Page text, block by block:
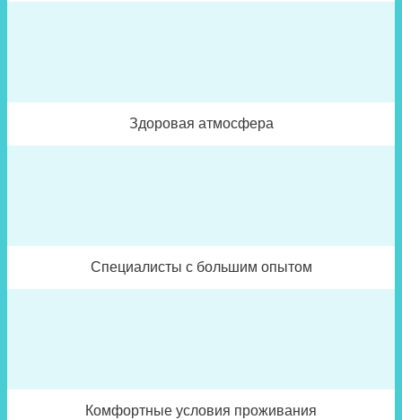
Здоровая атмосфера
Специалисты с большим опытом
Комфортные условия проживания